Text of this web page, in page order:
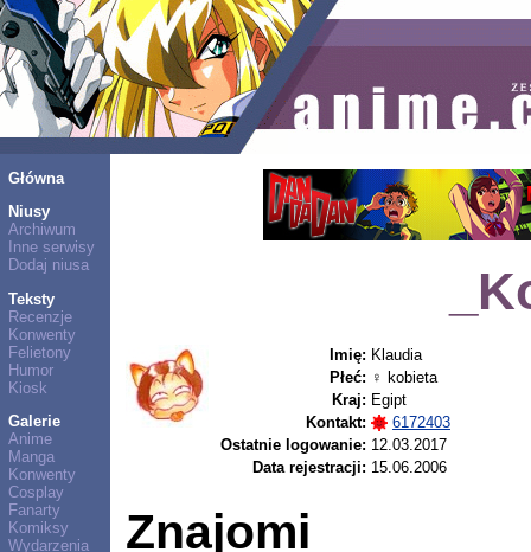
Główna
Niusy
Archiwum
Inne serwisy
Dodaj niusa
Teksty
Recenzje
Konwenty
Felietony
Humor
Kiosk
Galerie
Anime
Manga
Konwenty
Cosplay
Fanarty
Komiksy
Wydarzenia
Imię: Klaudia
Płeć: ♀ kobieta
Kraj: Egipt
Kontakt:
6172403
Ostatnie logowanie: 12.03.2017
Data rejestracji: 15.06.2006
Znajomi